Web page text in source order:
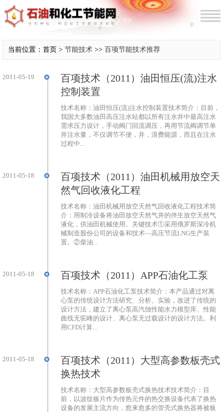
当前位置：首页 > 节能技术 >> 百项节能技术推荐
2011-05-19
百项技术（2011）油田恒压(流)注水
控制装置
技术名称：油田恒压(流)注水控制装置技术简介：目前，
我国大多数油田高压注水站都以所有注水井中最高注水
需求压力设计，手动阀门回流调压，再用节流阀调节单
井注水量，不仅调节不便，并，浪费能源，而且在注水
过程中...
2011-05-18
百项技术（2011）油田机械用放空天
然气回收液化工程
技术名称：油田机械用放空天然气回收液化工程技术简
介：用制冷设备将油田放空天然气井的伴生放空天然气
液化，供油田机械使用。关键技术①采用俄罗斯深冷机
械制造股份公司的设备和技术—高压节流LNG生产装
置。②柴油...
2011-05-18 百项技术（2011）APP石油化工泵
技术名称：APP石油化工泵技术简介：本产品通过对离
心泵的传统设计方法研究、分析、实验，改进了传统的
设计方法，建立了离心泵高汽蚀性能水力模型库、性能
曲线无驼峰的设计、离心泵无过载设计的设计方法。利
用CFD计算...
2011-05-18
百项技术（2011）大型高参数板壳式
换热技术
技术名称：大型高参数板壳式换热技术技术简介：目
前，以波纹板片作为传热元件的热交换设备代表了换热
设备的发展主流方向，愈来愈多的管壳式换热器将被板